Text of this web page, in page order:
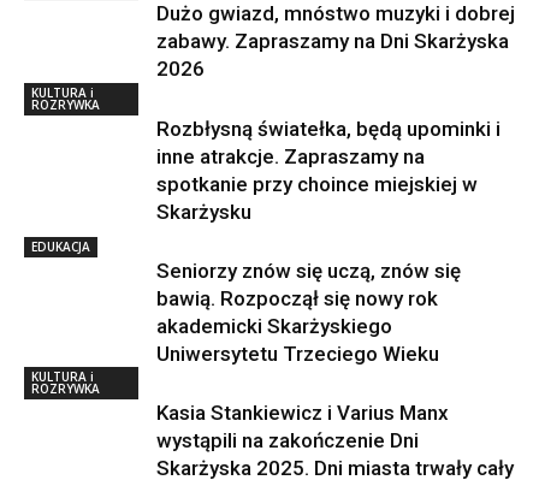
Dużo gwiazd, mnóstwo muzyki i dobrej
zabawy. Zapraszamy na Dni Skarżyska
2026
KULTURA i
ROZRYWKA
Rozbłysną światełka, będą upominki i
inne atrakcje. Zapraszamy na
spotkanie przy choince miejskiej w
Skarżysku
EDUKACJA
Seniorzy znów się uczą, znów się
bawią. Rozpoczął się nowy rok
akademicki Skarżyskiego
Uniwersytetu Trzeciego Wieku
KULTURA i
ROZRYWKA
Kasia Stankiewicz i Varius Manx
wystąpili na zakończenie Dni
Skarżyska 2025. Dni miasta trwały cały